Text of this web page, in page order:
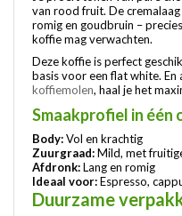
van rood fruit. De
romig en goudbruin –
koffie mag verwachten.
Deze koffie is perfect
basis voor een flat white. En
koffiemolen, haal je het
Smaakprofiel in één
Body:Vol en krachtig
Zuurgraad:Mild, met
Afdronk:Lang en romig
Ideaal voor:Espresso,
Duurzame